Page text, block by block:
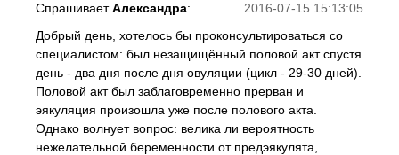
2016-07-15 15:13:05
СпрашиваетАлександра:
Добрый день, хотелось бы проконсультироваться со
специалистом: был незащищённый половой акт спустя
день - два дня после дня овуляции (цикл - 29-30 дней).
Половой акт был заблаговременно прерван и
эякуляция произошла уже после полового акта.
Однако волнует вопрос: велика ли вероятность
нежелательной беременности от предэякулята,